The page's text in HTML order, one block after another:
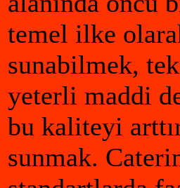
temel ilke
sunabilmek,
yeterli maddi
bu kaliteyi
sunmak.